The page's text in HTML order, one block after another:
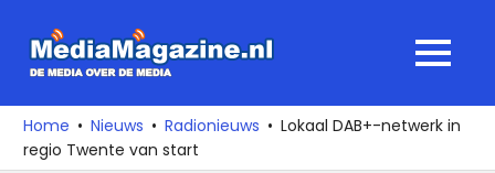
naar
media
over
de
MENU
Home Nieuws Radionieuws
Lokaal DAB+-netwerk in
regio Twente van start